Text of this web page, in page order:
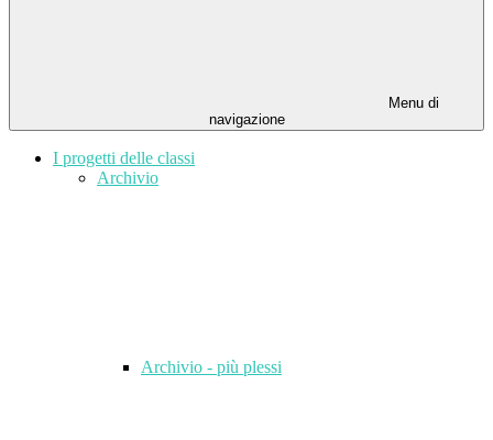
Menu di
navigazione
I progetti delle classi
Archivio
Archivio - più plessi